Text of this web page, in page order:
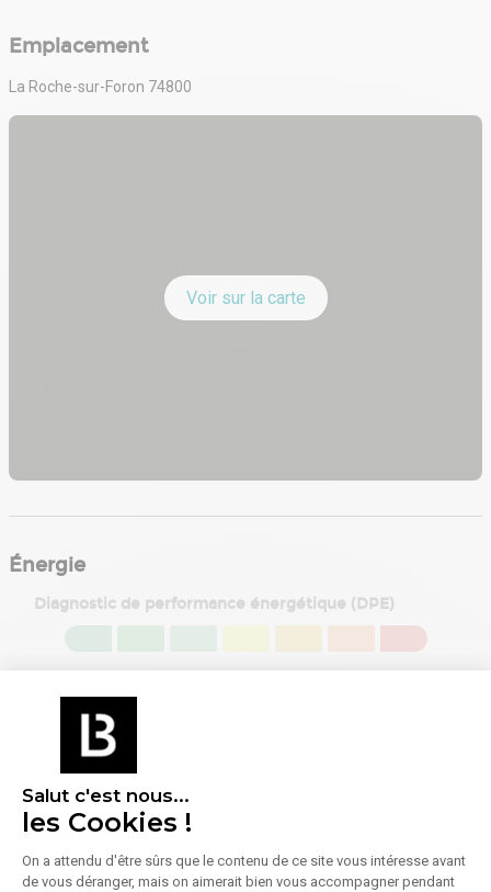
Salut c'est nous...
les Cookies !
On a attendu d'être sûrs que le contenu de ce site vous intéresse avant
de vous déranger, mais on aimerait bien vous accompagner pendant
Emplacement
La Roche-sur-Foron 74800
Voir sur la carte
Énergie
Diagnostic de performance énergétique (DPE)
Indice d'émission de gaz à effet de serre (GES)
Émissions :Non communiqué